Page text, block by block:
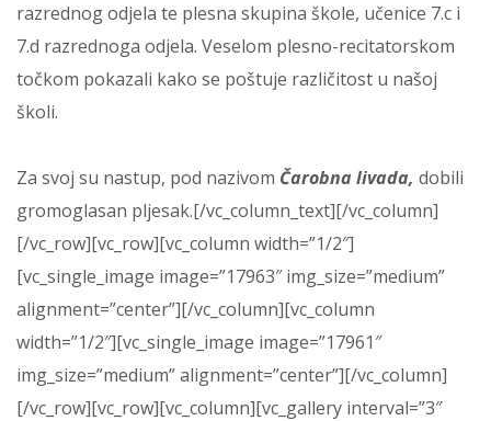
razrednog odjela te plesna skupina škole, učenice 7.c i
7.d razrednoga odjela. Veselom plesno-recitatorskom
točkom pokazali kako se poštuje različitost u našoj
školi.
Za svoj su nastup, pod nazivom Čarobna livada, dobili
gromoglasan pljesak.[/vc_column_text][/vc_column]
[/vc_row][vc_row][vc_column width=”1/2″]
[vc_single_image image=”17963″ img_size=”medium”
alignment=”center”][/vc_column][vc_column
width=”1/2″][vc_single_image image=”17961″
img_size=”medium” alignment=”center”][/vc_column]
[/vc_row][vc_row][vc_column][vc_gallery interval=”3″